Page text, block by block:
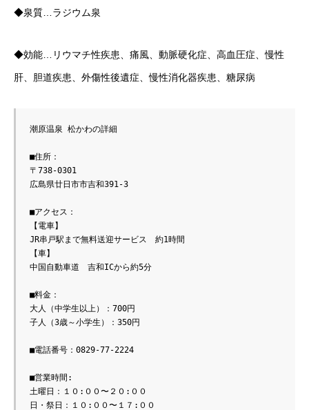
◆泉質…ラジウム泉
◆効能…リウマチ性疾患、痛風、動脈硬化症、高血圧症、慢性
肝、胆道疾患、外傷性後遺症、慢性消化器疾患、糖尿病
潮原温泉 松かわの詳細
■住所：
〒738-0301
広島県廿日市市吉和391-3
■アクセス：
【電車】
JR串戸駅まで無料送迎サービス　約1時間
【車】
中国自動車道　吉和ICから約5分
■料金：
大人（中学生以上）：700円
子人（3歳～小学生）：350円
■電話番号：0829-77-2224
■営業時間:
土曜日：１０:００〜２０:００
日・祭日：１０:００〜１７:００